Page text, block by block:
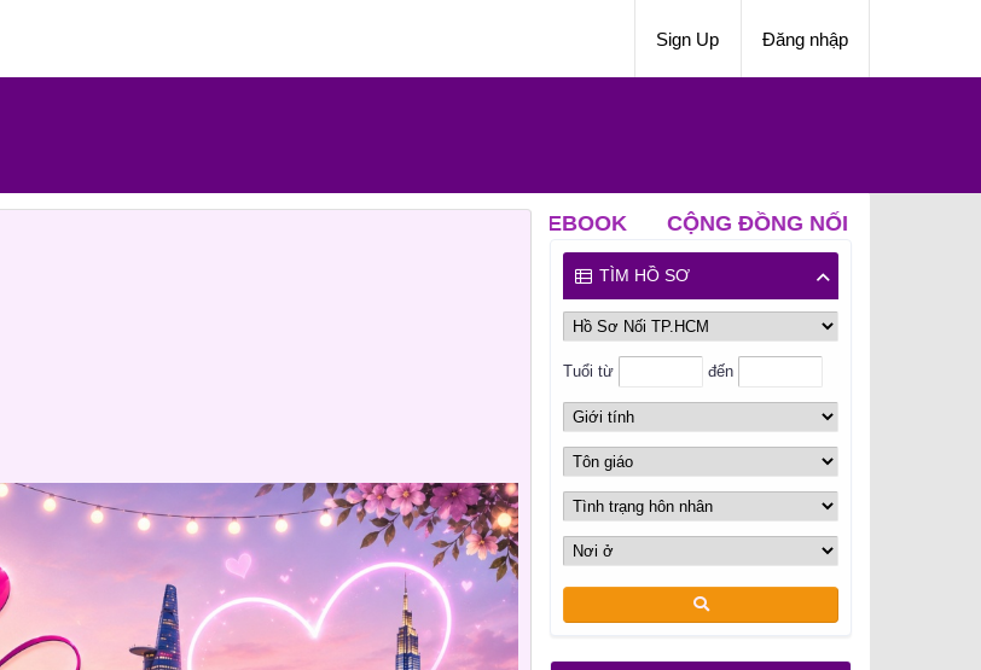
Sign Up Đăng nhập
CỘNG ĐỒNG NỐI ZALO CLB ĐỘC THÂN
TÌM HỒ SƠ
Tuổi từ đến